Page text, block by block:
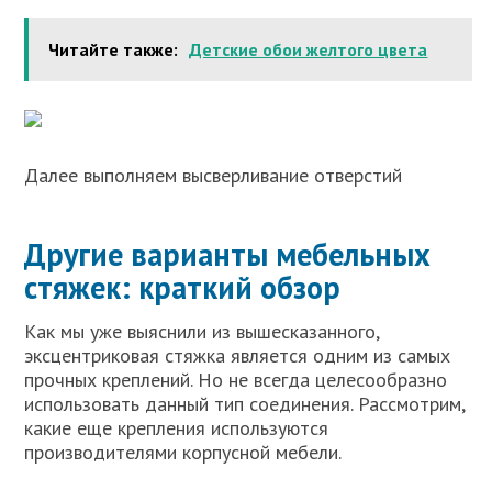
Читайте также: Детские обои желтого цвета
Далее выполняем высверливание отверстий
Другие варианты мебельных
стяжек: краткий обзор
Как мы уже выяснили из вышесказанного,
эксцентриковая стяжка является одним из самых
прочных креплений. Но не всегда целесообразно
использовать данный тип соединения. Рассмотрим,
какие еще крепления используются
производителями корпусной мебели.